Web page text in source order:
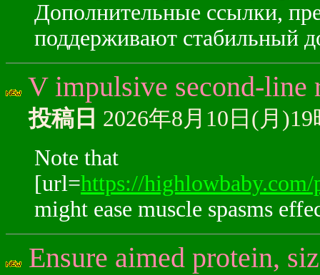
Дополнительные ссылки,
поддерживают стабильный
V impulsive second-line
投稿日 2026年8月10日(月
Note that
[url=https://
might ease muscle spasms
Ensure aimed protein,